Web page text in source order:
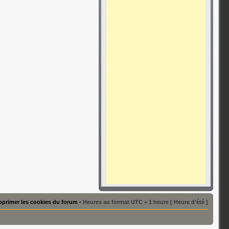
les cookies du forum • Heures au format UTC + 1 heure [ Heure d’été ]